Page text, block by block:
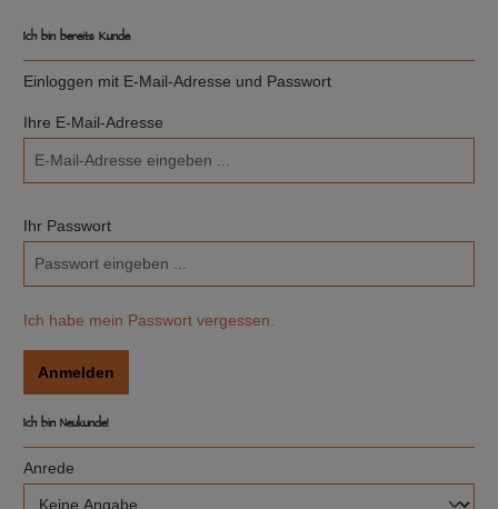
Ich bin bereits Kunde
Einloggen mit E-Mail-Adresse und Passwort
Ihre E-Mail-Adresse
Ihr Passwort
Ich habe mein Passwort vergessen.
Anmelden
Ich bin Neukunde!
Persönliche Informationen
Anrede